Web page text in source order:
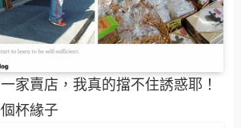
家賣店，我真的擋不住誘惑耶！
杯緣子